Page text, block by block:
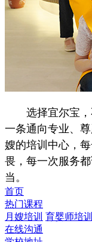
选择宜尔宝，
一条通向专业、
嫂的培训中心，
畏，每一次服务
当。
首页
热门课程
月嫂培训 育婴师培训
在线沟通